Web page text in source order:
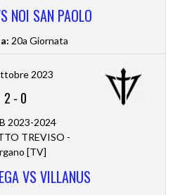
NOI SAN PAOLO
20a Giornata
2023
2 - 0
2023-2024
TREVISO -
[TV]
VS VILLANUS